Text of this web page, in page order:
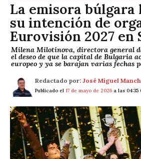
La emisora búlgara
su intención de
Eurovisión 2027 en
Milena Milotinova, directora general
el deseo de que la capital de Bulgaria
europeo y ya se barajan varias fechas
Redactado por: José Miguel
Publicado el 17 de mayo de 2026 a las 04:35